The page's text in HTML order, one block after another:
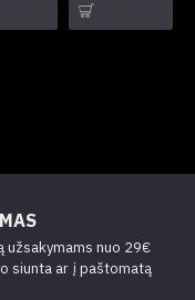
užsakymams nuo 29€
siunta ar į paštomatą